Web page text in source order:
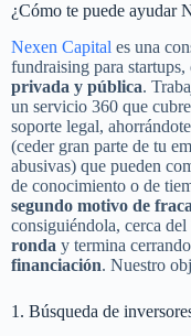
¿Cómo te puede ayudar
Nexen Capital es una
fundraising para
privada y pública.
un servicio 360 que
soporte legal,
(ceder gran parte de tu
abusivas) que pueden
de conocimiento o de
segundo motivo de
consiguiéndola, cerca del
ronda y termina
financiación. Nuestro
1. Búsqueda de